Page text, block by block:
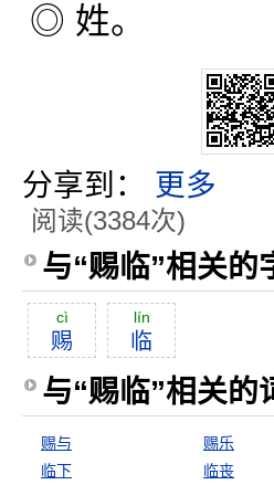
◎ 姓。
分享到： 更多
阅读(3384次)
与“赐临”相关的
cì
赐
lín
临
与“赐临”相关的
赐与 赐乐
临下
临丧